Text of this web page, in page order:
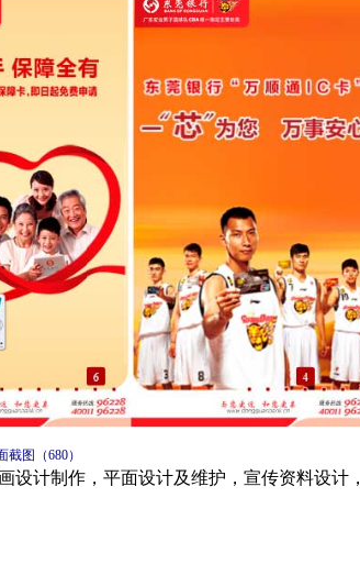
截图（680）
设计制作，平面设计及维护，宣传资料设计，